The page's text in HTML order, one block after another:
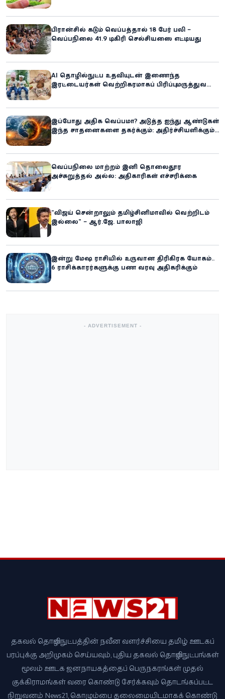
பிரான்சில் கடும் வெப்பத்தால் 18 பேர் பலி –
வெப்பநிலை 41.9 டிகிரி செல்சியஸை எட்டியது
AI தொழில்நுட்ப உதவியுடன் இணைந்த
இரட்டையர்கள் வெற்றிகரமாகப் பிரிப்பு: மருத்துவ
இப்போது அதிக வெப்பமா? அடுத்த ஐந்து ஆண்டுகள்
இந்த சாதனைகளை தகர்க்கும்: அதிர்ச்சியளிக்கும்
வெப்பநிலை மாற்றம் இனி தொலைதூர
அச்சுறுத்தல் அல்ல: அதிகாரிகள் எச்சரிக்கை
“விஜய் சென்றாலும் தமிழ்சினிமாவில் வெற்றிடம்
இல்லை” – ஆர்.ஜே. பாலாஜி
இன்று மேஷ ராசியில் உருவான திரிகிரக யோகம்..
6 ராசிக்காரர்களுக்கு பண வரவு அதிகரிக்கும்
- ADVERTISEMENT -
தகவல் தொழில்நுட்பத்தின் நவீன வளர்ச்சியை தமிழ் ஊடகப்
பரப்புக்கு அறிமுகம் செய்யவும், புதிய தகவல் தொழில்நுட்பங்கள்
மூலம் ஊடக ஜனநாயகத்தைப் பெருநகரங்கள் முதல்
குக்கிராமங்கள் வரை கொண்டு சேர்க்கவும் தொடங்கப்பட்ட
நிறுவனம் News21, கொழும்பை தலைமையிடமாகக் கொண்டு